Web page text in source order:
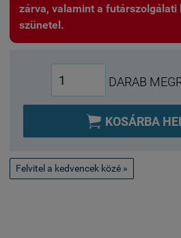
zárva, valamint a futárszolgálati
szünetel.
DARAB
 KOSÁRBA
Felvitel a kedvencek közé »